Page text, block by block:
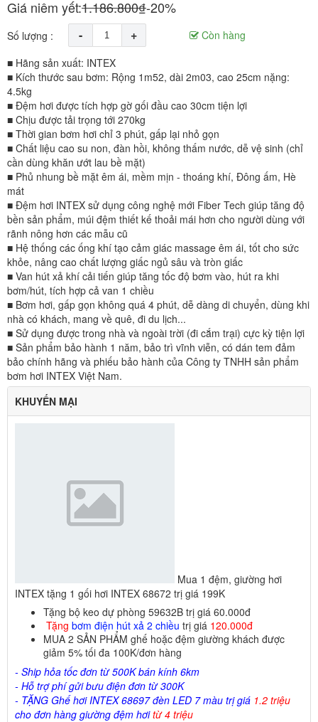
Giá niêm yết:1.186.800₫-20%
Số lượng : - +
Còn hàng
■ Hãng sản xuất: INTEX
■ Kích thước sau bơm: Rộng 1m52, dài 2m03, cao 25cm nặng:
4.5kg
■ Đệm hơi được tích hợp gờ gối đầu cao 30cm tiện lợi
■ Chịu được tải trọng tới 270kg
■ Thời gian bơm hơi chỉ 3 phút, gấp lại nhỏ gọn
■ Chất liệu cao su non, đàn hồi, không thấm nước, dễ vệ sinh (chỉ
cần dùng khăn ướt lau bề mặt)
■ Phủ nhung bề mặt êm ái, mềm mịn - thoáng khí, Đông ấm, Hè
mát
■ Đệm hơi INTEX sử dụng công nghệ mới Fiber Tech giúp tăng độ
bền sản phẩm, múi đệm thiết kế thoải mái hơn cho người dùng với
rãnh nông hơn các mẫu cũ
■ Hệ thống các ống khí tạo cảm giác massage êm ái, tốt cho sức
khỏe, nâng cao chất lượng giấc ngủ sâu và tròn giấc
■ Van hút xả khí cải tiến giúp tăng tốc độ bơm vào, hút ra khi
bơm/hút, tích hợp cả van 1 chiều
■ Bơm hơi, gấp gọn không quá 4 phút, dễ dàng di chuyển, dùng khi
nhà có khách, mang về quê, đi du lịch...
■ Sử dụng được trong nhà và ngoài trời (đi cắm trại) cực kỳ tiện lợi
■ Sản phẩm bảo hành 1 năm, bảo trì vĩnh viễn, có dán tem đảm
bảo chính hãng và phiếu bảo hành của Công ty TNHH sản phẩm
bơm hơi INTEX Việt Nam.
KHUYẾN MẠI
Mua 1 đệm, giường hơi
INTEX tặng 1 gối hơi INTEX 68672 trị giá 199K
Tặng bộ keo dự phòng 59632B trị giá 60.000đ
Tặng bơm điện hút xả 2 chiều trị giá 120.000đ
MUA 2 SẢN PHẨM ghế hoặc đệm giường khách được
giảm 5% tối đa 100K/đơn hàng
- Ship hỏa tốc đơn từ 500K bán kính 6km
- Hỗ trợ phí gửi bưu điện đơn từ 300K
- TẶNG Ghế hơi INTEX 68697 đèn LED 7 màu trị giá 1.2 triệu
cho đơn hàng giường đệm hơitừ 4 triệu